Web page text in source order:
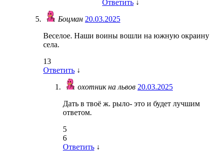
Ответить ↓
Боцман 20.03.2025
Веселое. Наши воины вошли на южную окраину
села.
13
Ответить ↓
охотник на львов 20.03.2025
Дать в твоё ж. рыло- это и будет лучшим
ответом.
5
6
Ответить ↓